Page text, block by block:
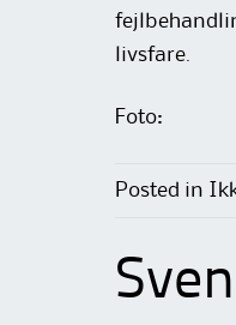
livsfare.
Foto:
Posted in